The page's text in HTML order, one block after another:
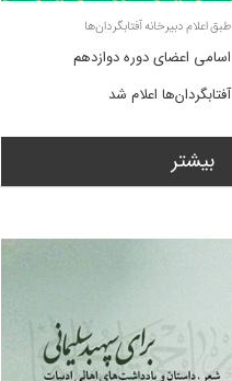
طبق اعلام دبیرخانه آفتابگردان‌ها
اسامی اعضای دوره دوازدهم
آفتابگردان‌ها اعلام شد
بیشتر